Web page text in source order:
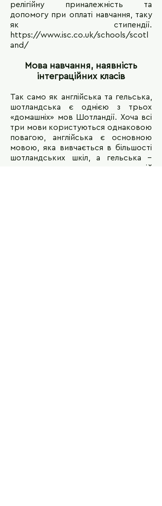
релігійну приналежність та
допомогу при оплаті навчання, таку
як стипендії.
https://www.isc.co.uk/schools/scotl
and/
Мова навчання, наявність
інтеграційних класів
Так само як англійська та гельська,
шотландська є однією з трьох
«домашніх» мов Шотландії. Хоча всі
три мови користуються однаковою
повагою, англійська є основною
мовою, яка вивчається в більшості
шотландських шкіл, а гельська –
основною мовою в гельській